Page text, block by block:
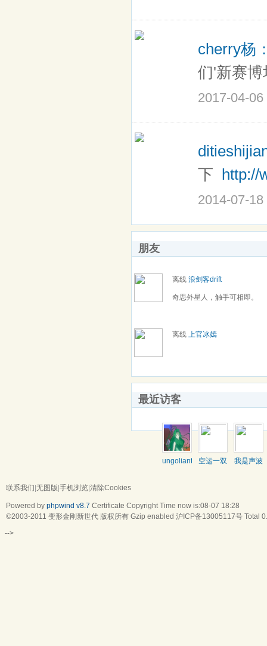
cherry杨
们'新赛
2017-04-06
下 http://
2014-07-18
朋友
离线 浪剑客drift
奇思外星人，触手可相即。
离线 上官冰嫣
最近访客
ungoliant 空运一双 我是声波
联系我们 无图版 手机浏览 清除Cookies
Powered by phpwind v8.7 Certificate Copyright Time now is:08-07 18:28
©2003-2011 变形金刚新世代 版权所有 Gzip enabled 沪ICP备13005117号 Total
-->